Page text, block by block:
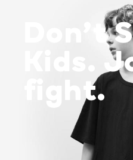
Don’t
Kids.
fight.